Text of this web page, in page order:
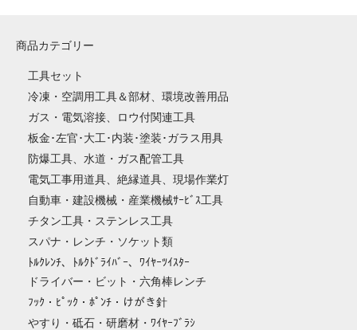
商品カテゴリー
工具セット
冷凍・空調用工具＆部材、環境改善用品
ガス・電気溶接、ロウ付関連工具
板金･左官･大工･内装･塗装･ガラス用具
防爆工具、水道・ガス配管工具
電気工事用道具、絶縁道具、現場作業灯
自動車・建設機械・産業機械ｻｰﾋﾞｽ工具
チタン工具・ステンレス工具
スパナ・レンチ・ソケット類
ﾄﾙｸﾚﾝﾁ、ﾄﾙｸﾄﾞﾗｲﾊﾞｰ、ﾜｲﾔｰﾂｲｽﾀｰ
ドライバー・ビット・六角棒レンチ
ﾌｯｸ・ﾋﾟｯｸ・ﾎﾟﾝﾁ・けがき針
やすり・砥石・研磨材・ﾜｲﾔｰﾌﾞﾗｼ